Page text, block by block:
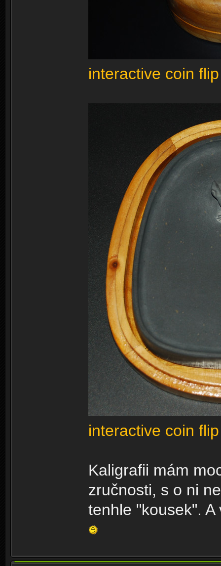
interactive coin flip
interactive coin flip
Kaligrafii mám
zručnosti, s o ni
tenhle "kousek".